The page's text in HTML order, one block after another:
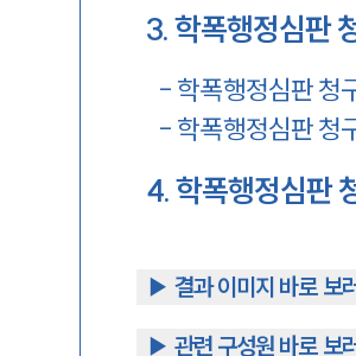
3.학폭행정심판
- 학폭행정심판 청
- 학폭행정심판 청
4.학폭행정심판
▶︎ 결과 이미지 바로 보
▶︎ 관련 구성원 바로 보